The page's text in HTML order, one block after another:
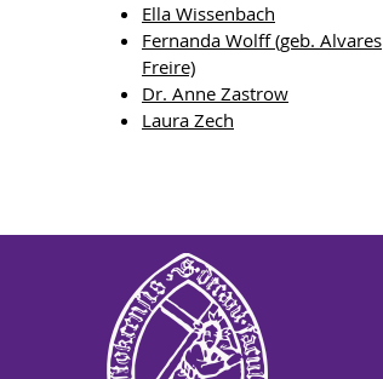
Ella Wissenbach
Fernanda Wolff (geb. Alvares
Freire)
Dr. Anne Zastrow
Laura Zech